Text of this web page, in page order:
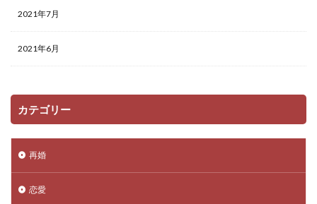
2021年7月
2021年6月
カテゴリー
再婚
恋愛